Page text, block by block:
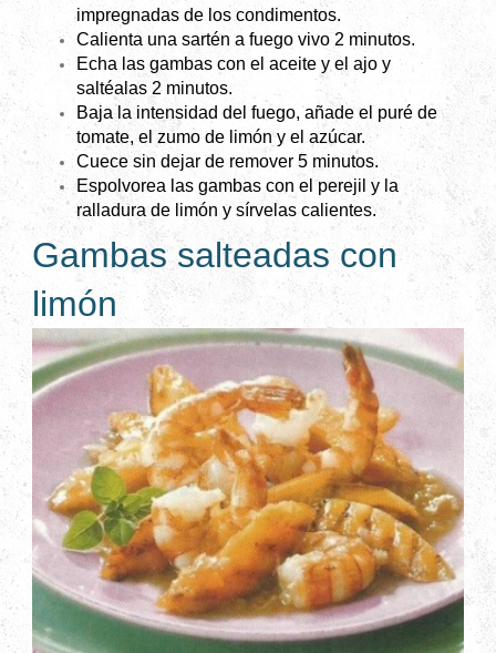
impregnadas de los condimentos.
Calienta una sartén a fuego vivo 2 minutos.
Echa las gambas con el aceite y el ajo y
saltéalas 2 minutos.
Baja la intensidad del fuego, añade el puré de
tomate, el zumo de limón y el azúcar.
Cuece sin dejar de remover 5 minutos.
Espolvorea las gambas con el perejil y la
ralladura de limón y sírvelas calientes.
Gambas salteadas con
limón